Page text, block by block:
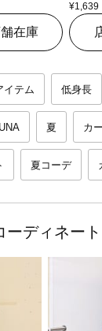
在庫
¥1,639
イテム 低身長
夏 カ
夏コーデ
ディネート